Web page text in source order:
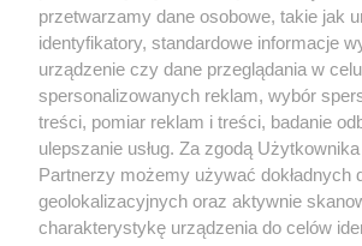
Nie zapomnij
zapoznać się z:
polityką prywatności regulamin
Twojemiasto
Piekary Śląskie
Chorzów
Tarnowskie Góry
Kontakt
Wydawca
Redakcja
przetwarzamy dane osobowe, takie jak
identyfikatory, standardowe informacje
urządzenie czy dane przeglądania w
spersonalizowanych reklam, wybór
treści, pomiar reklam i treści, badanie
ulepszanie usług. Za zgodą
Partnerzy możemy używać dokładnych
geolokalizacyjnych oraz aktywnie
charakterystykę urządzenia do celów